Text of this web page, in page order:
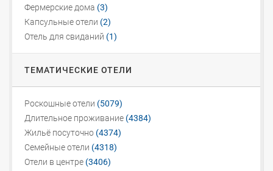
Фермерские дома (3)
Капсульные отели (2)
Отель для свиданий (1)
ТЕМАТИЧЕСКИЕ ОТЕЛИ
Роскошные отели (5079)
Длительное проживание (4384)
Жильё посуточно (4374)
Семейные отели (4318)
Отели в центре (3406)